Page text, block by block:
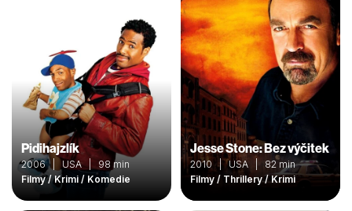
Pidihajzlík
2006 | USA | 98 min
Filmy / Krimi / Komedie
Jesse Stone: Bez výčitek
2010 | USA | 82 min
Filmy / Thrillery / Krimi